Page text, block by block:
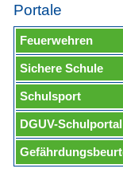
Portale
Feuerwehren
Sichere Schule
Schulsport
DGUV-Schulportal